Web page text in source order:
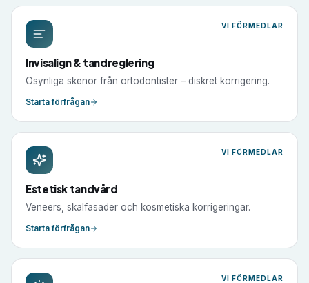
VI FÖRMEDLAR
Invisalign & tandreglering
Osynliga skenor från ortodontister – diskret korrigering.
Starta förfrågan
VI FÖRMEDLAR
Estetisk tandvård
Veneers, skalfasader och kosmetiska korrigeringar.
Starta förfrågan
VI FÖRMEDLAR